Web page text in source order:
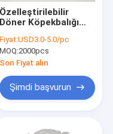
Özelleştirilebilir
Döner Köpekbalığı
Oyuncağı
Fiyat:USD3.0-5.0/pc
MOQ:2000pcs
Son Fiyat alın
Şimdi başvurun